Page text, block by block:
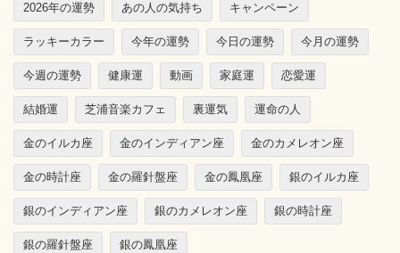
2026年の運勢 あの人の気持ち キャンペーン
ラッキーカラー 今年の運勢 今日の運勢 今月の運勢
今週の運勢 健康運 動画 家庭運 恋愛運
結婚運 芝浦音楽カフェ 裏運気 運命の人
金のイルカ座 金のインディアン座 金のカメレオン座
金の時計座 金の羅針盤座 金の鳳凰座 銀のイルカ座
銀のインディアン座 銀のカメレオン座 銀の時計座
銀の羅針盤座 銀の鳳凰座